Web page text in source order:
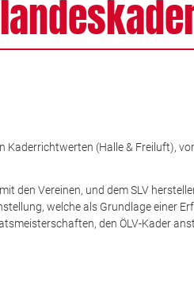
Kaderrichtwerten (Halle & Freiluft),
den Vereinen, und dem SLV
welche als Grundlage einer
den ÖLV-Kader